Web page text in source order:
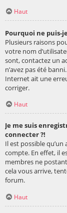
Haut
Pourquoi ne puis-
Plusieurs raisons
votre nom
sont, contactez un
n’avez pas été
Internet ait une
corriger.
Haut
Je me suis
connecter ?!
Il est possible
compte. En effet, il
membres ne
cela vous arrive,
forum.
Haut